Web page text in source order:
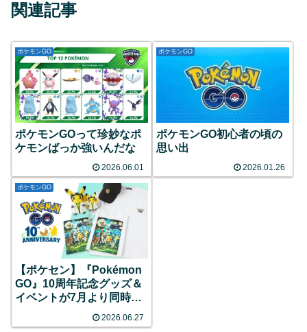
関連記事
ポケモンGO
ポケモンGOって珍妙なポ
ケモンばっか強いんだな
2026.06.01
ポケモンGO
ポケモンGO初心者の頃の
思い出
2026.01.26
ポケモンGO
【ポケセン】『Pokémon
GO』10周年記念グッズ＆
イベントが7月より同時開
催！限定ピカチュウのグリ
ーティングや特別なレイド
2026.06.27